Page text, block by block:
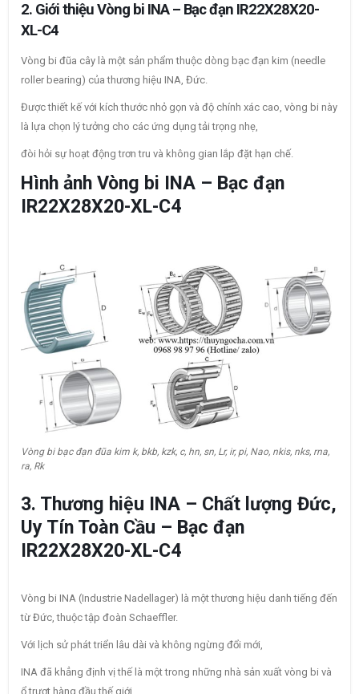
2. Giới thiệu Vòng bi INA – Bạc đạn IR22X28X20-
XL-C4
Vòng bi đũa cây là một sản phẩm thuộc dòng bạc đạn kim (needle
roller bearing) của thương hiệu INA, Đức.
Được thiết kế với kích thước nhỏ gọn và độ chính xác cao, vòng bi này
là lựa chọn lý tưởng cho các ứng dụng tải trọng nhẹ,
đòi hỏi sự hoạt động trơn tru và không gian lắp đặt hạn chế.
Hình ảnh Vòng bi INA – Bạc đạn
IR22X28X20-XL-C4
Vòng bi bạc đạn đũa kim k, bkb, kzk, c, hn, sn, Lr, ir, pi, Nao, nkis, nks, rna,
ra, Rk
3. Thương hiệu INA – Chất lượng Đức,
Uy Tín Toàn Cầu – Bạc đạn
IR22X28X20-XL-C4
Vòng bi INA (Industrie Nadellager) là một thương hiệu danh tiếng đến
từ Đức, thuộc tập đoàn Schaeffler.
Với lịch sử phát triển lâu dài và không ngừng đổi mới,
INA đã khẳng định vị thế là một trong những nhà sản xuất vòng bi và
ổ trượt hàng đầu thế giới.